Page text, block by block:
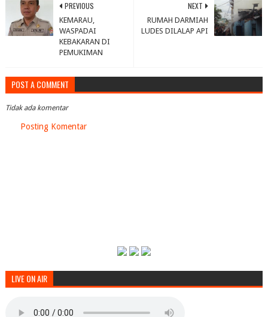
NEXT
RUMAH DARMIAH
LUDES DILALAP API
PREVIOUS
KEMARAU,
WASPADAI
KEBAKARAN DI
PEMUKIMAN
POST A COMMENT
Tidak ada komentar
Posting Komentar
LIVE ON AIR